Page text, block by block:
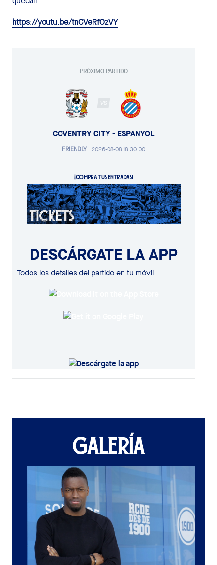
https://youtu.be/tnCVeRfOzVY
PRÓXIMO PARTIDO
VS
COVENTRY CITY - ESPANYOL
FRIENDLY· 2026-08-08 18:30:00
¡COMPRA TUS ENTRADAS!
DESCÁRGATE LA APP
Todos los detalles del partido en tu móvil
GALERÍA